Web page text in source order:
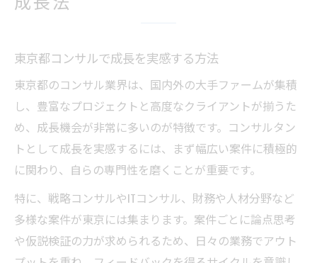
成果主義時代のコンサルに必要な力とは
PIPリスクを避けるコンサルの行動指針
コンサル現場で求められる論点思考の重要
性
キャリア加速に効くスキルアップ術を東京都か
ら探る
東京都コンサルで必須のスキルアップ手法
年収1000万実現に近づくスキルと行動
コンサルキャリア形成に役立つ学習習慣
リーダーシップを磨くコンサル現場の実践
東京都コンサルで成長を実感する方法
東京都のコンサル業界は、国内外の大手ファームが集積
し、豊富なプロジェクトと高度なクライアントが揃うた
め、成長機会が非常に多いのが特徴です。コンサルタン
トとして成長を実感するには、まず幅広い案件に積極的
に関わり、自らの専門性を磨くことが重要です。
特に、戦略コンサルやITコンサル、財務や人材分野など
多様な案件が東京には集まります。案件ごとに論点思考
や仮説検証の力が求められるため、日々の業務でアウト